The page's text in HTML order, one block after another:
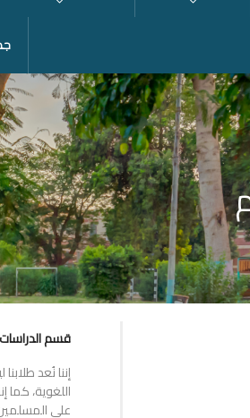
قسم
إننا نُعد
اللغوية، كما
على